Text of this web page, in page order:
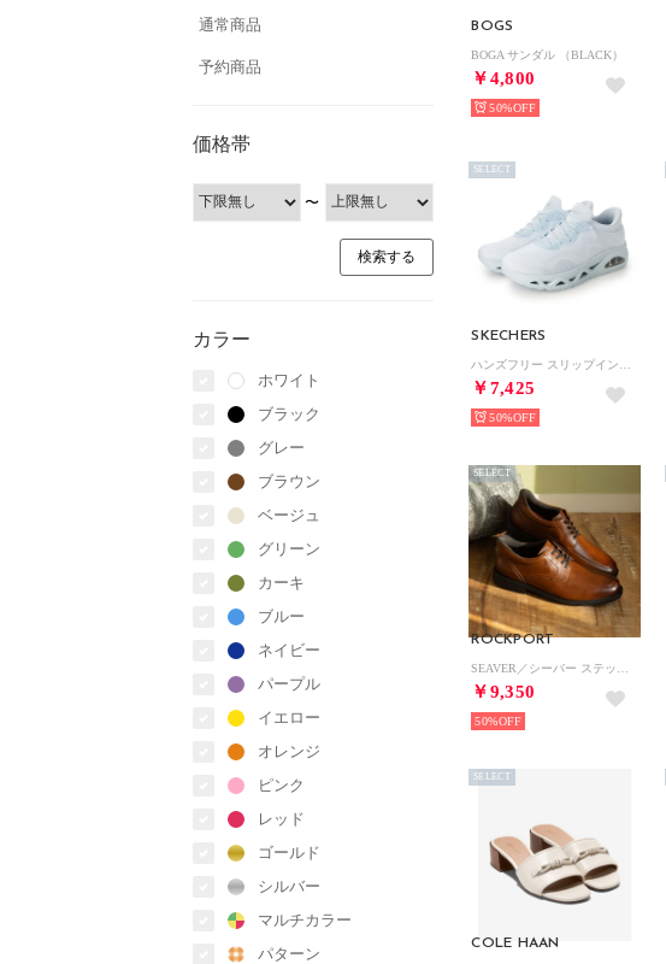
通常商品
予約商品
価格帯
〜
カラー
ホワイト
ブラック
グレー
ブラウン
ベージュ
グリーン
カーキ
ブルー
ネイビー
パープル
イエロー
オレンジ
ピンク
レッド
ゴールド
シルバー
マルチカラー
パターン
BOGS
BOGA サンダル （BLACK）
￥4,800
50%
SKECHERS
￥7,425
SELECT
50%
ROCKPORT
￥9,350
SELECT
50%
COLE HAAN
SELECT